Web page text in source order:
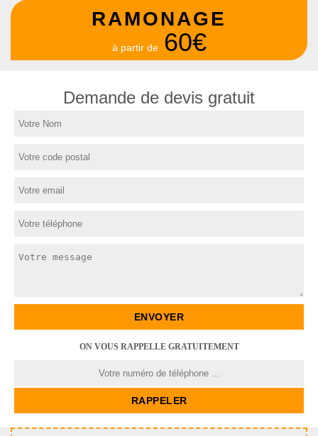
RAMONAGE
à partir de 60€
Demande de devis gratuit
ON VOUS RAPPELLE GRATUITEMENT